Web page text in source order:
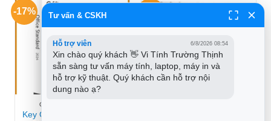
-17%
OFFICE BẢN QUYỀN
Key Office LTSC Standard
Tư vấn & CSKH
Hỗ trợ viên 6/8/2026 08:54
Xin chào quý khách 👋 Vi Tính Trường Thịnh
sẵn sàng tư vấn máy tính, laptop, máy in và
hỗ trợ kỹ thuật. Quý khách cần hỗ trợ nội
dung nào ạ?